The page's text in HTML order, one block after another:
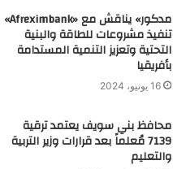
ل
و
ي
ب
مدكور» يناقش مع «Afreximbank»
تنفيذ مشروعات للطاقة والبنية
التحتية وتعزيز التنمية المستدامة
بأفريقيا
16 يونيو، 2024
محافظ بني سويف يعتمد ترقية
7139 مُعلماً بعد قرارات وزير التربية
والتعليم